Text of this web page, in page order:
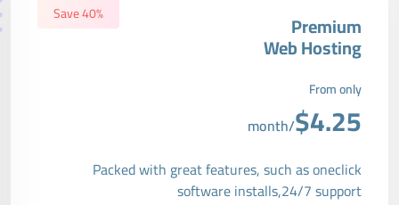
Premium
Web Hosting
Save 40%
From only
$4.25
/month
Packed with great features, such as oneclick
software installs,24/7 support